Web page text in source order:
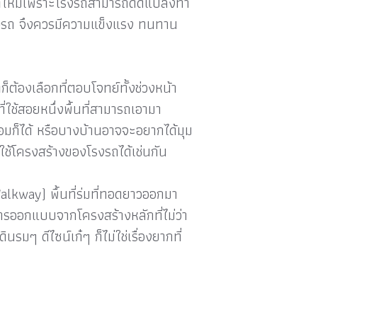
ถ จึงควรมีความแข็งแรง ทนทาน
ต้องเลือกที่ตอบโจทย์ทั้งช่วงหน้า
ช้สอยหนึ่งพื้นที่สามารถเอามา
ได้ หรือบางบ้านอาจจะอยากได้มุม
ครงสร้างของโรงรถได้เช่นกัน
พื้นที่ร่มที่ทอดยาวออกมา
อกแบบจากโครงสร้างหลักที่ไม่ว่า
รมๆ ดีไซน์เก๋ๆ ก็ไม่ใช่เรื่องยากที่